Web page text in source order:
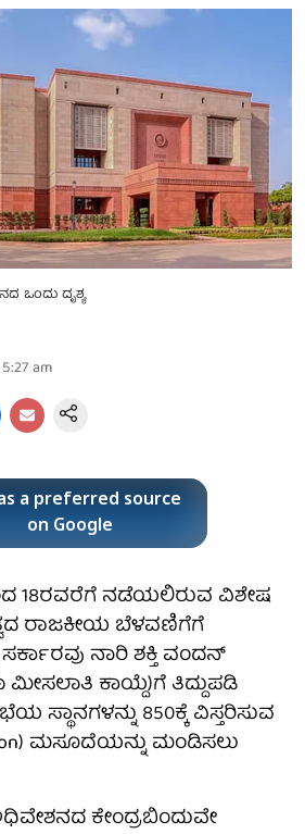
ಒಂದು ದೃಶ್ಯ
am
a preferred source
on Google
18ರವರೆಗೆ ನಡೆಯಲಿರುವ ವಿಶೇಷ
ರಾಜಕೀಯ ಬೆಳವಣಿಗೆಗೆ
ಸರ್ಕಾರವು ನಾರಿ ಶಕ್ತಿ ವಂದನ್
ಕಾಯ್ದೆ)ಗೆ ತಿದ್ದುಪಡಿ
ಸ್ಥಾನಗಳನ್ನು 850ಕ್ಕೆ ವಿಸ್ತರಿಸುವ
ಮಸೂದೆಯನ್ನು ಮಂಡಿಸಲು
ಕೇಂದ್ರಬಿಂದುವೇ